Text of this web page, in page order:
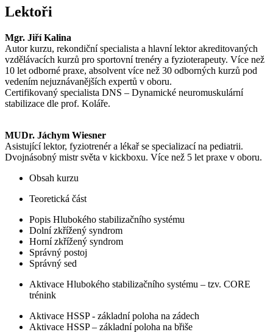
Lektoři
Mgr. Jiří Kalina
Autor kurzu, rekondiční specialista a hlavní lektor akreditovaných
vzdělávacích kurzů pro sportovní trenéry a fyzioterapeuty. Více než
10 let odborné praxe, absolvent více než 30 odborných kurzů pod
vedením nejuznávanějších expertů v oboru.
Certifikovaný specialista DNS – Dynamické neuromuskulární
stabilizace dle prof. Koláře.
MUDr. Jáchym Wiesner
Asistující lektor, fyziotrenér a lékař se specializací na pediatrii.
Dvojnásobný mistr světa v kickboxu. Více než 5 let praxe v oboru.
Obsah kurzu
Teoretická část
Popis Hlubokého stabilizačního systému
Dolní zkřížený syndrom
Horní zkřížený syndrom
Správný postoj
Správný sed
Aktivace Hlubokého stabilizačního systému – tzv. CORE
trénink
Aktivace HSSP - základní poloha na zádech
Aktivace HSSP – základní poloha na břiše